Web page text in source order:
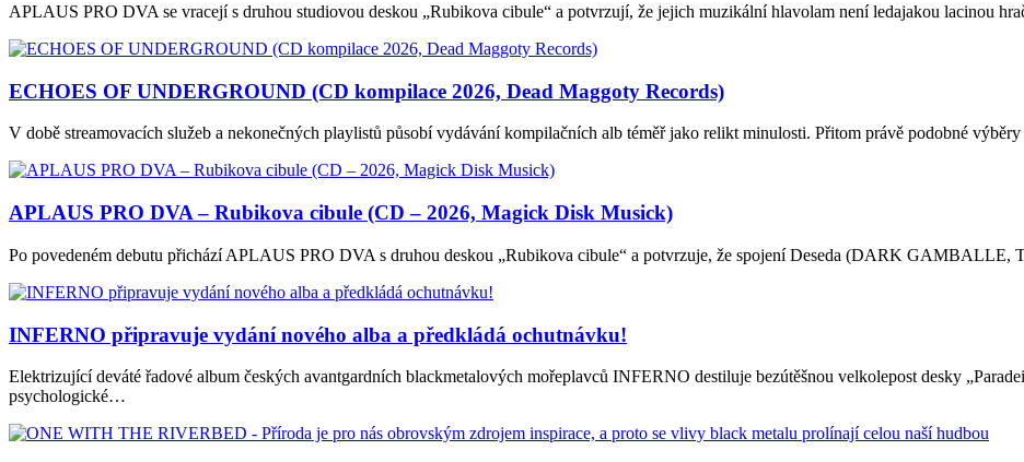
APLAUS PRO DVA se vracejí s druhou studiovou deskou „Rubikova cibule“ a potvrzují, že jejich muzikální hlavolam není ledajakou lacinou
ECHOES OF UNDERGROUND (CD kompilace 2026, Dead Maggoty Records)
V době streamovacích služeb a nekonečných playlistů působí vydávání kompilačních alb téměř jako relikt minulosti. Přitom právě podobné
APLAUS PRO DVA – Rubikova cibule (CD – 2026, Magick Disk Musick)
Po povedeném debutu přichází APLAUS PRO DVA s druhou deskou „Rubikova cibule“ a potvrzuje, že spojení Deseda (DARK
INFERNO připravuje vydání nového alba a předkládá ochutnávku!
Elektrizující deváté řadové album českých avantgardních blackmetalových mořeplavců INFERNO destiluje bezútěšnou velkolepost desky
psychologické…